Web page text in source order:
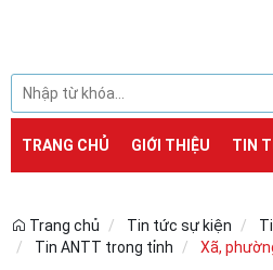
TRANG CHỦ GIỚI THIỆU TIN
Trang chủ Tin tức sự kiện
Tin ANTT trong tỉnh
Xã,